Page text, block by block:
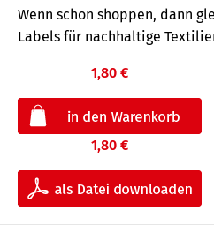
Wenn schon shoppen, dann
Labels für nachhaltige
1,80 €
1,80 €